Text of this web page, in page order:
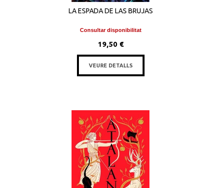
LA ESPADA DE LAS BRUJAS
Consultar disponibilitat
19,50 €
VEURE DETALLS